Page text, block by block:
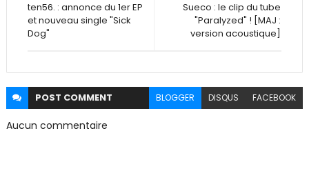
Sueco : le clip du tube
"Paralyzed" ! [MAJ :
version acoustique]
ten56. : annonce du 1er EP
et nouveau single "Sick
Dog"
POST COMMENT BLOGGER DISQUS FACEBOOK
Aucun commentaire